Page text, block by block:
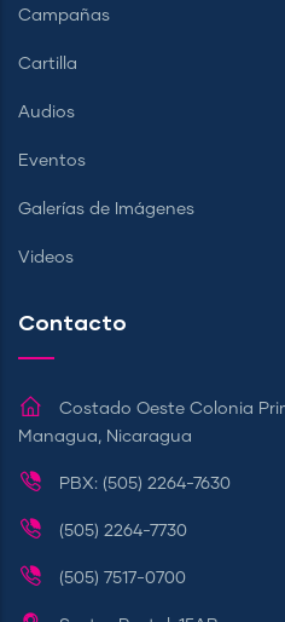
Campañas
Cartilla
Audios
Eventos
Galerías de Imágenes
Videos
Contacto
Costado Oeste Colonia
Managua, Nicaragua
PBX: (505) 2264-7630
(505) 2264-7730
(505) 7517-0700